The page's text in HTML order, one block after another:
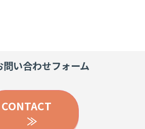
問い合わせフォーム
CONTACT
≫